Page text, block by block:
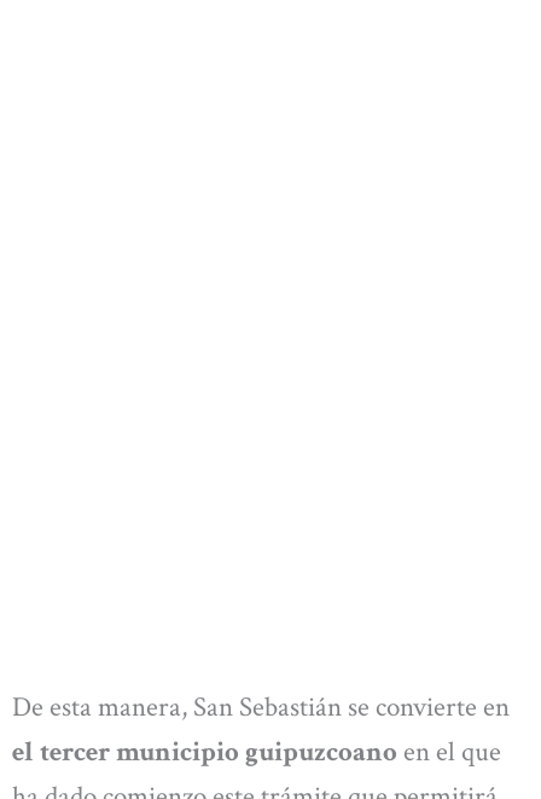
De esta manera, San Sebastián se convierte en
el tercer municipio guipuzcoano en el que